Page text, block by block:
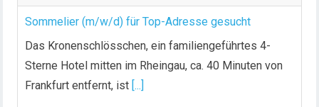
Sommelier (m/w/d) für Top-Adresse gesucht
Das Kronenschlösschen, ein familiengeführtes 4-
Sterne Hotel mitten im Rheingau, ca. 40 Minuten von
Frankfurt entfernt, ist [...]